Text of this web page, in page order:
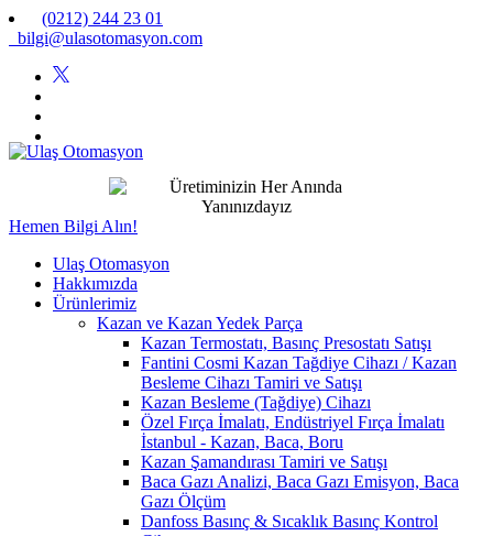
(0212) 244 23 01
bilgi@ulasotomasyon.com
Hemen Bilgi Alın!
Ulaş Otomasyon
Hakkımızda
Ürünlerimiz
Kazan ve Kazan Yedek Parça
Kazan Termostatı, Basınç Presostatı Satışı
Fantini Cosmi Kazan Tağdiye Cihazı / Kazan
Besleme Cihazı Tamiri ve Satışı
Kazan Besleme (Tağdiye) Cihazı
Özel Fırça İmalatı, Endüstriyel Fırça İmalatı
İstanbul - Kazan, Baca, Boru
Kazan Şamandırası Tamiri ve Satışı
Baca Gazı Analizi, Baca Gazı Emisyon, Baca
Gazı Ölçüm
Danfoss Basınç & Sıcaklık Basınç Kontrol